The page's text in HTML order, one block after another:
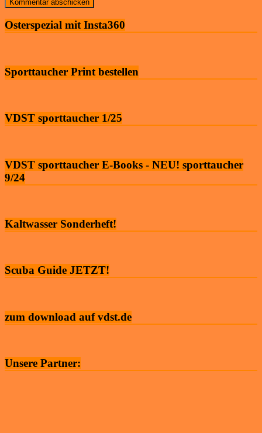
Osterspezial mit Insta360
Sporttaucher Print bestellen
VDST sporttaucher 1/25
VDST sporttaucher E-Books - NEU! sporttaucher
9/24
Kaltwasser Sonderheft!
Scuba Guide JETZT!
zum download auf vdst.de
Unsere Partner: